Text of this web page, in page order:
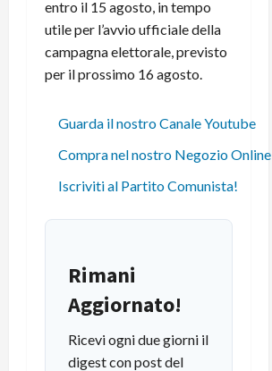
entro il 15 agosto, in tempo
utile per l’avvio ufficiale della
campagna elettorale, previsto
per il prossimo 16 agosto.
Guarda il nostro Canale Youtube
Compra nel nostro Negozio Online
Iscriviti al Partito Comunista!
Rimani
Aggiornato!
Ricevi ogni due giorni il
digest con post del